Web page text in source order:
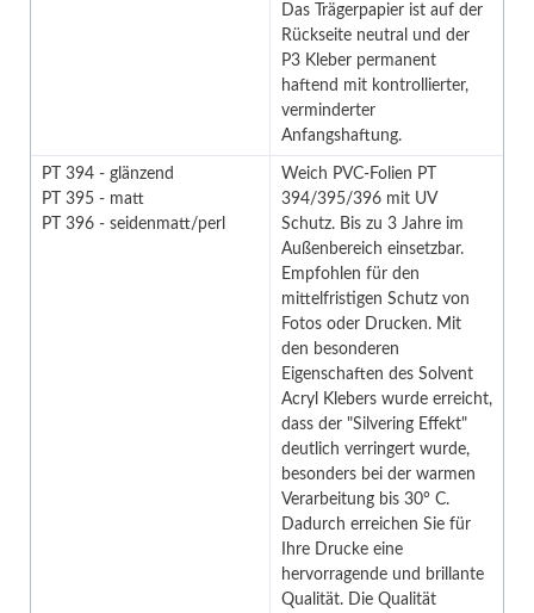
Das Trägerpapier ist auf der
Rückseite neutral und der
P3 Kleber permanent
haftend mit kontrollierter,
verminderter
Anfangshaftung.
PT 394 - glänzend
PT 395 - matt
PT 396 - seidenmatt/perl
Weich PVC-Folien PT
394/395/396 mit UV
Schutz. Bis zu 3 Jahre im
Außenbereich einsetzbar.
Empfohlen für den
mittelfristigen Schutz von
Fotos oder Drucken. Mit
den besonderen
Eigenschaften des Solvent
Acryl Klebers wurde erreicht,
dass der "Silvering Effekt"
deutlich verringert wurde,
besonders bei der warmen
Verarbeitung bis 30° C.
Dadurch erreichen Sie für
Ihre Drucke eine
hervorragende und brillante
Qualität. Die Qualität